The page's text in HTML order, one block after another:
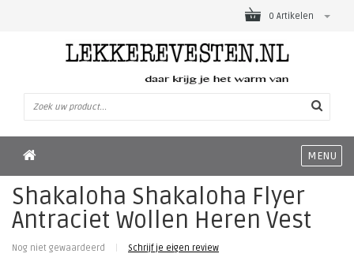
0 Artikelen
MENU
Shakaloha Shakaloha Flyer
Antraciet Wollen Heren Vest
Nog niet gewaardeerd Schrijf je eigen review